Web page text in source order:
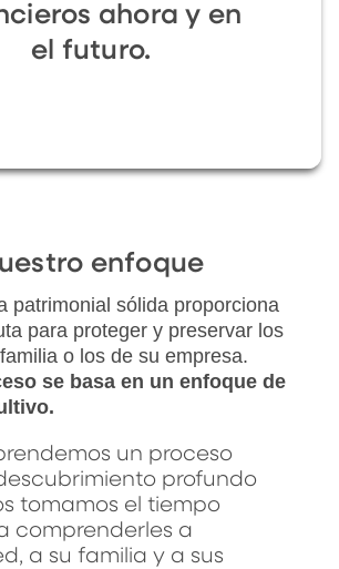
ahora y en
el futuro.
enfoque
patrimonial sólida proporciona
para proteger y preservar los
o los de su empresa.
se basa en un enfoque de
un proceso
profundo
tomamos el tiempo
comprenderles a
a su familia y a sus